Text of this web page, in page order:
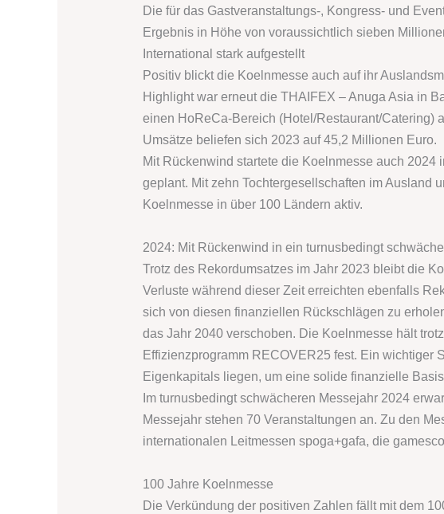
Die für das Gastveranstaltungs-, Kongress- und
Ergebnis in Höhe von voraussichtlich sieben
International stark aufgestellt
Positiv blickt die Koelnmesse auch auf ihr
Highlight war erneut die THAIFEX – Anuga Asia in
einen HoReCa-Bereich (Hotel/Restaurant/Catering)
Umsätze beliefen sich 2023 auf 45,2 Millionen Euro.
Mit Rückenwind startete die Koelnmesse auch
geplant. Mit zehn Tochtergesellschaften im Ausland
Koelnmesse in über 100 Ländern aktiv.
2024: Mit Rückenwind in ein turnusbedingt
Trotz des Rekordumsatzes im Jahr 2023 bleibt die
Verluste während dieser Zeit erreichten ebenfalls
sich von diesen finanziellen Rückschlägen zu
das Jahr 2040 verschoben. Die Koelnmesse hält
Effizienzprogramm RECOVER25 fest. Ein wichtiger
Eigenkapitals liegen, um eine solide finanzielle
Im turnusbedingt schwächeren Messejahr 2024
Messejahr stehen 70 Veranstaltungen an. Zu den
internationalen Leitmessen spoga+gafa, die
100 Jahre Koelnmesse
Die Verkündung der positiven Zahlen fällt mit dem